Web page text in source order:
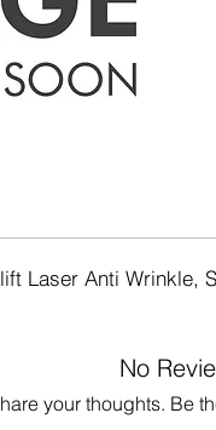
Laser Anti Wrinkle,
No
your thoughts. Be